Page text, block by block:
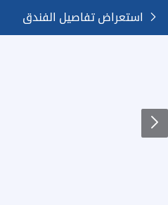
استعراض تفاصيل الفندق